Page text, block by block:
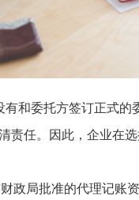
和委托方签订正式
责任。因此，企业在
政局批准的代理记